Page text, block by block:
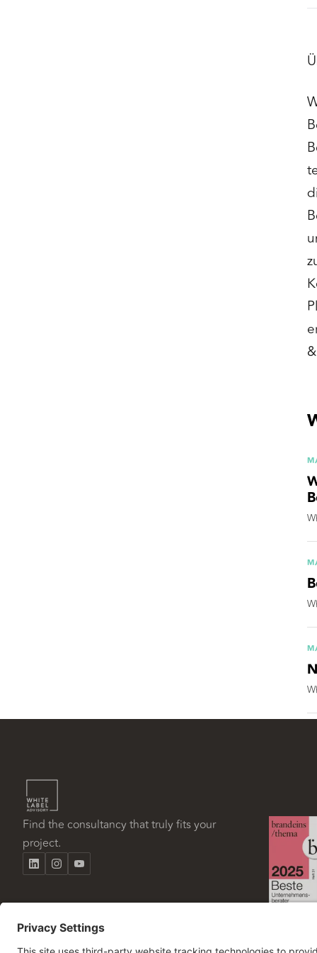
Find the consultancy that truly fits your
project.